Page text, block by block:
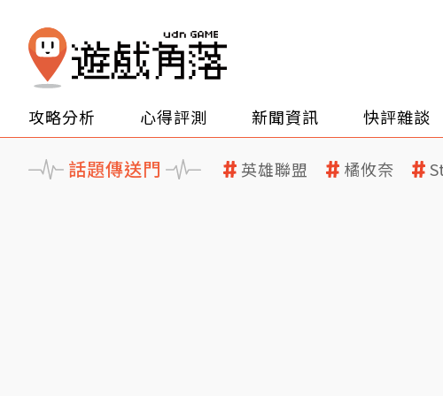
攻略分析 心得評測 新聞資訊 快評雜談
話題傳送門 英雄聯盟 橘攸奈